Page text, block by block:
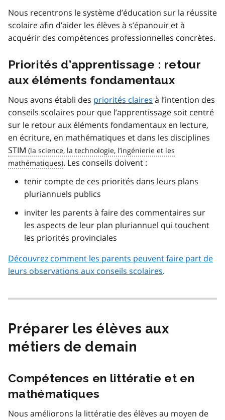
Nous recentrons le système d’éducation sur la réussite
scolaire afin d’aider les élèves à s’épanouir et à
acquérir des compétences professionnelles concrètes.
Priorités d’apprentissage : retour
aux éléments fondamentaux
Nous avons établi des priorités claires à l’intention des
conseils scolaires pour que l’apprentissage soit centré
sur le retour aux éléments fondamentaux en lecture,
en écriture, en mathématiques et dans les disciplines
STIM
. Les conseils doivent :
tenir compte de ces priorités dans leurs plans
pluriannuels publics
inviter les parents à faire des commentaires sur
les aspects de leur plan pluriannuel qui touchent
les priorités provinciales
Découvrez comment les parents peuvent faire part de
leurs observations aux conseils scolaires.
Préparer les élèves aux
métiers de demain
Compétences en littératie et en
mathématiques
Nous améliorons la littératie des élèves au moyen de